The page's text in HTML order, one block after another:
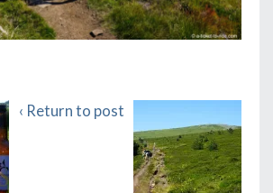
‹ Return to post